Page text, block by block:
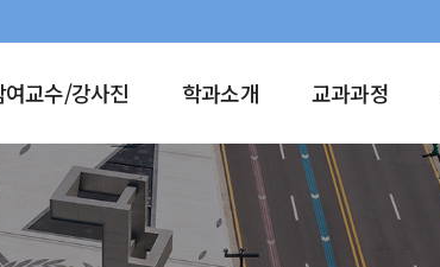
여교수/강사진 학과소개 교과과정